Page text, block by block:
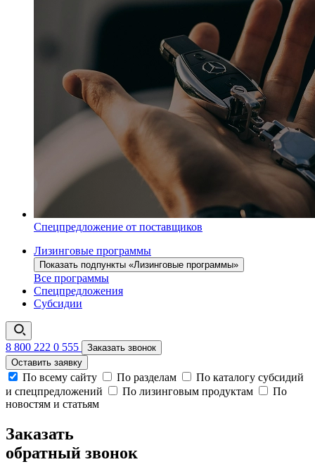
Спецпредложение от поставщиков
Лизинговые программы
Показать подпункты «Лизинговые программы»
Все программы
Спецпредложения
Субсидии
8 800 222 0 555
Заказать звонок
Оставить заявку
По всему сайту По разделам
По каталогу субсидий
и спецпредложений
По лизинговым продуктам
По
новостям и статьям
Заказать
обратный звонок